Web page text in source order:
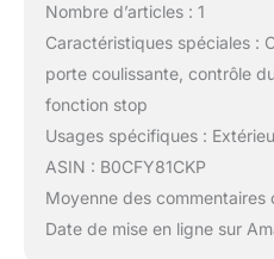
Nombre d’articles : 1
Caractéristiques spéciales :
porte coulissante, contrôle
fonction stop
Usages spécifiques :
ASIN : B0CFY81CKP
Moyenne des commentaires
Date de mise en ligne sur